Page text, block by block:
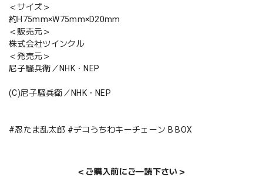
＜サイズ＞
約H75mm×W75mm×D20mm
＜販売元＞
株式会社ツインクル
＜発売元＞
尼子騒兵衛／NHK・NEP
(C)尼子騒兵衛／NHK・NEP
#忍たま乱太郎 #デコうちわキーチェーン B BOX
＜ご購入前にご一読下さい＞